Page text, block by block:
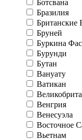
Ботсвана
Бразилия
Британские
Бруней
Буркина
Бурунди
Бутан
Вануату
Ватикан
Венгрия
Венесуэла
Восточное
Вьетнам